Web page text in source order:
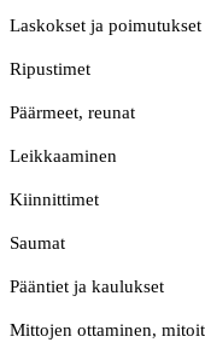
Laskokset ja poimutukset
Ripustimet
Päärmeet, reunat
Leikkaaminen
Kiinnittimet
Saumat
Pääntiet ja kaulukset
Mittojen ottaminen,